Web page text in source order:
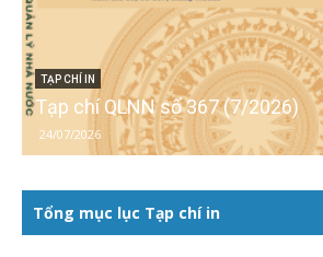
TẠP CHÍ IN
Tạp chí QLNN số 367 (7/2026)
24/07/2026
Tổng mục lục Tạp chí in